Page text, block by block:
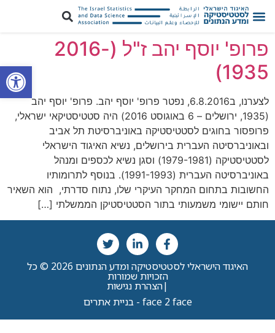
פתח
‏‏פרופ' יוסף יהב ז"ל (2016-
1935)
לצערנו, ב6.8.2016, נפטר פרופ' יוסף יהב. פרופ' יוסף יהב
(1935, ירושלים – 6 באוגוסט 2016) היה סטטיסטיקאי ישראלי,
פרופסור בחוגים לסטטיסטיקה באוניברסיטת תל אביב
ובאוניברסיטה העברית בירושלים, נשיא האיגוד הישראלי
לסטטיסטיקה (1979-1981) וסגן נשיא לכספים ומנהל
באוניברסיטה העברית (1991-1993). בנוסף לתרומותיו
החשובות בתחום המחקר העיקרי שלו, נתוח סדרתי, הוא השאיר
חותם יישומי משמעותי בתור הסטטיסטיקן הממשלתי […]
האיגוד הישראלי לסטטיסטיקה ומדע הנתונים 2026 © כל
הזכויות שמורות
|הצהרת נגישות
face 2 face - בניית אתרים